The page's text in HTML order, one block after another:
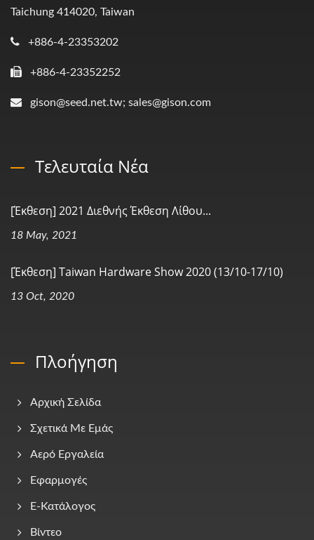
Taichung 414020, Taiwan
+886-4-23353202
+886-4-23352252
gison@seed.net.tw; sales@gison.com
Τελευταία Νέα
[Έκθεση] 2021 Διεθνής Έκθεση Λίθου...
18 May, 2021
[Έκθεση] Taiwan Hardware Show 2020 (13/10-17/10)
13 Oct, 2020
Πλοήγηση
Αρχική Σελίδα
Σχετικά Με Εμάς
Αερό Εργαλεία
Εφαρμογές
E-Κατάλογος
Βίντεο